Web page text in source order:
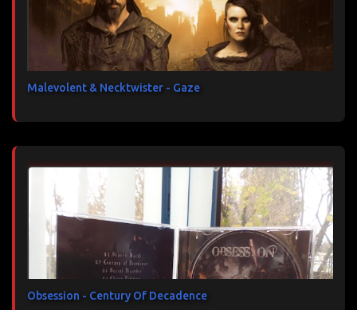
Malevolent & Necktwister - Gaze
Obsession - Century Of Decadence